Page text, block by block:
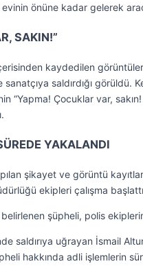
evinin önüne kadar gelerek
SAKIN!”
kaydedilen
saldırdığı görüldü.
“Yapma! Çocuklar var,
YAKALANDI
şikayet ve görüntü
ekipleri çalışma
şüpheli, polis
saldırıya uğrayan İsmail
hakkında adli işlemlerin